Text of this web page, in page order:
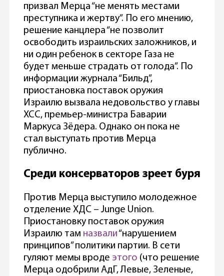
призвал Мерца “не менять местами
преступника и жертву”. По его мнению,
решение канцлера “не позволит
освободить израильских заложников, и
ни один ребенок в секторе Газа не
будет меньше страдать от голода”. По
информации журнала “Бильд”,
приостановка поставок оружия
Израилю вызвала недовольство у главы
ХСС, премьер-министра Баварии
Маркуса Зёдера. Однако он пока не
стал выступать против Мерца
публично.
Среди консерваторов зреет буря
Против Мерца выступило молодежное
отделение ХДС – Junge Union.
Приостановку поставок оружия
Израилю там назвали“нарушением
принципов” политики партии. В сети
гуляют мемы вроде этого (что решение
Мерца одобрили АдГ, Левые, Зеленые,